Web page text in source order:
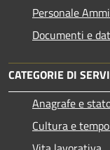
Personale
Documenti e
CATEGORIE DI
Anagrafe e
Cultura e